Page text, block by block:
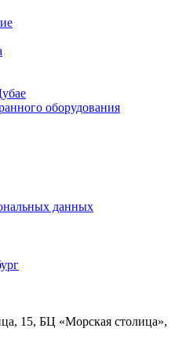
оборудования
данных
15, БЦ «Морская столица»,